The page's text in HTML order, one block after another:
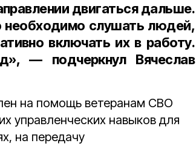
двигаться дальше.
необходимо слушать людей,
включать их в работу.
— подчеркнул Вячеслав
на помощь ветеранам СВО
управленческих навыков для
на передачу